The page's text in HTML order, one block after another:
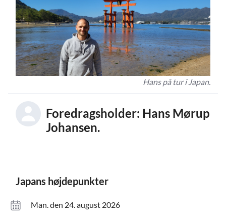
Hans på tur i Japan.
Foredragsholder: Hans Mørup
Johansen.
Japans højdepunkter
man. den 24. august 2026